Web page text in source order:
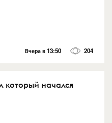
Вчера в 13:50 204
который начался